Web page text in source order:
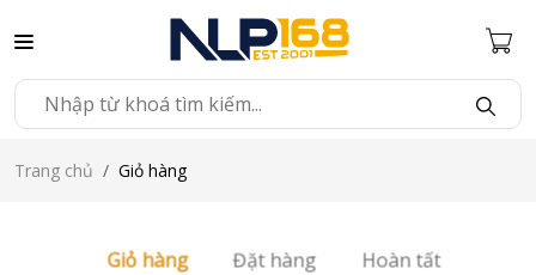
Trang chủ Giỏ hàng
Giỏ hàng Đặt hàng Hoàn tất